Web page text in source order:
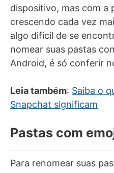
dispositivo, mas com a
crescendo cada vez
algo difícil de se
nomear suas pastas
Android, é só conferir
Leia também: Saiba o
Snapchat significam
Pastas com
Para renomear suas